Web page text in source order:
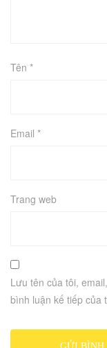
Tên *
Email *
Trang web
Lưu tên của tôi,
bình luận kế tiếp của